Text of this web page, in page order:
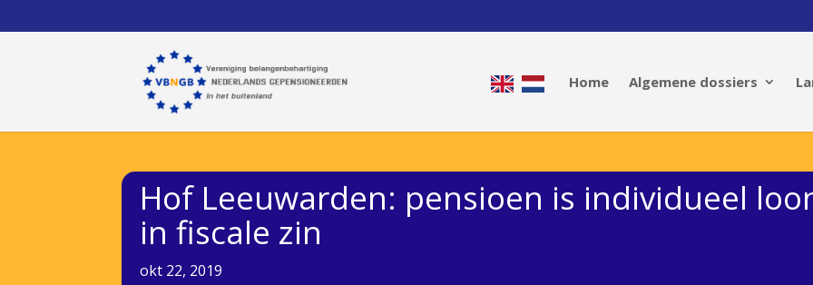
Home Algemene dossiers
Hof Leeuwarden: pensioen is individueel
in fiscale zin
okt 22, 2019